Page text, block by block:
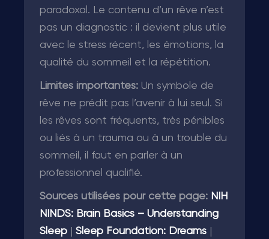
paradoxal. Le contenu d’un rêve n’est
pas un diagnostic : il devient plus utile
avec le stress récent, les émotions, la
qualité du sommeil et la répétition.
Limites importantes: Un symbole de
rêve ne prédit pas l’avenir à lui seul. Si
les rêves sont fréquents, très pénibles
ou liés à un trauma ou à un trouble du
sommeil, il faut en parler à un
professionnel qualifié.
Sources utilisées pour cette page: NIH
NINDS: Brain Basics – Understanding
Sleep
Sleep Foundation: Dreams